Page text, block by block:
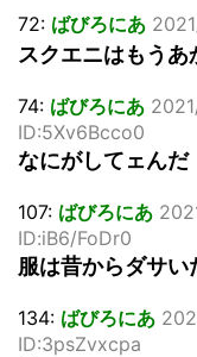
72: ばびろにあ
スクエニはもうあ
74: ばびろにあ
ID:5Xv6Bcco0
なにがしてェんだ
107: ばびろにあ
ID:iB6/FoDr0
服は昔からダサい
134: ばびろにあ
ID:3psZvxcpa